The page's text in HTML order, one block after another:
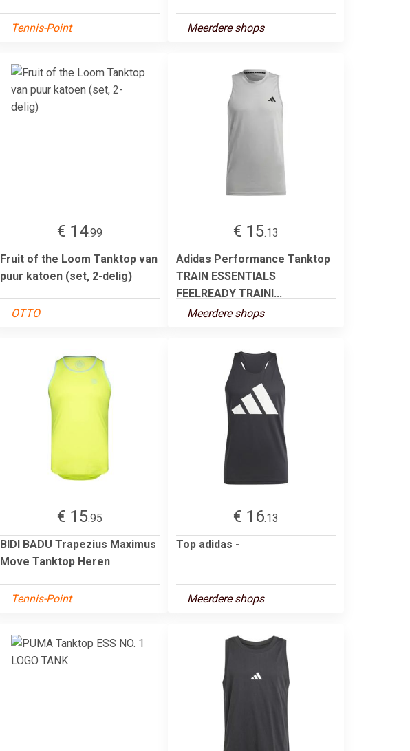
Tennis-Point Meerdere shops
€ 14.99
Fruit of the Loom Tanktop van
puur katoen (set, 2-delig)
OTTO
€ 15.13
Adidas Performance Tanktop
TRAIN ESSENTIALS
FEELREADY TRAINI...
Meerdere shops
€ 15.95
BIDI BADU Trapezius Maximus
Move Tanktop Heren
Tennis-Point
€ 16.13
Top adidas -
Meerdere shops